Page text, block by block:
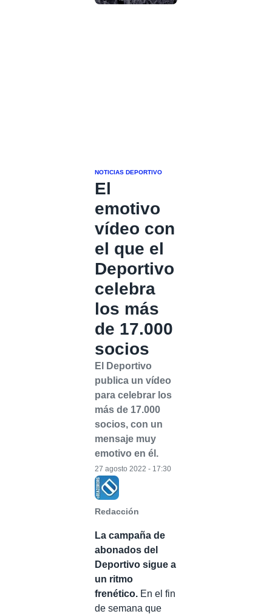
NOTICIAS DEPORTIVO
El
emotivo
vídeo con
el que el
Deportivo
celebra
los más
de 17.000
socios
El Deportivo
publica un vídeo
para celebrar los
más de 17.000
socios, con un
mensaje muy
emotivo en él.
Redacción
27 agosto 2022 - 17:30
La campaña de
abonados del
Deportivo sigue a
un ritmo
frenético. En el fin
de semana que